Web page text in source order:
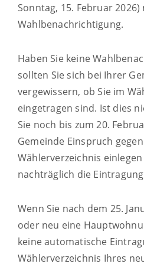
Sonntag, 15. Februar
Wahlbenachrichtigung.
Haben Sie keine
sollten Sie sich bei Ihrer
vergewissern, ob Sie im
eingetragen sind. Ist dies
Sie noch bis zum 20.
Gemeinde Einspruch
Wählerverzeichnis
nachträglich die
Wenn Sie nach dem 25.
oder neu eine
keine automatische
Wählerverzeichnis Ihres